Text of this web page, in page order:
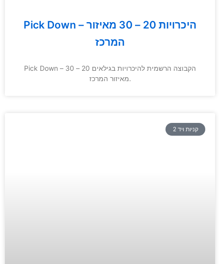
Pick Down – היכרויות 20 – 30 מאיזור
המרכז
Pick Down – הקבוצה הרשמית להיכרויות בגילאים 20 – 30
מאיזור המרכז.
קניות ויד 2